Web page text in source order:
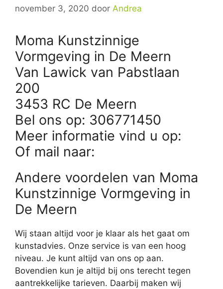
november 3, 2020 door Andrea
Moma Kunstzinnige
Vormgeving in De Meern
Van Lawick van Pabstlaan
200
3453 RC De Meern
Bel ons op: 306771450
Meer informatie vind u op:
Of mail naar:
Andere voordelen van Moma
Kunstzinnige Vormgeving in
De Meern
Wij staan altijd voor je klaar als het gaat om
kunstadvies. Onze service is van een hoog
niveau. Je kunt altijd van ons op aan.
Bovendien kun je altijd bij ons terecht tegen
aantrekkelijke tarieven. Daarbij maken wij